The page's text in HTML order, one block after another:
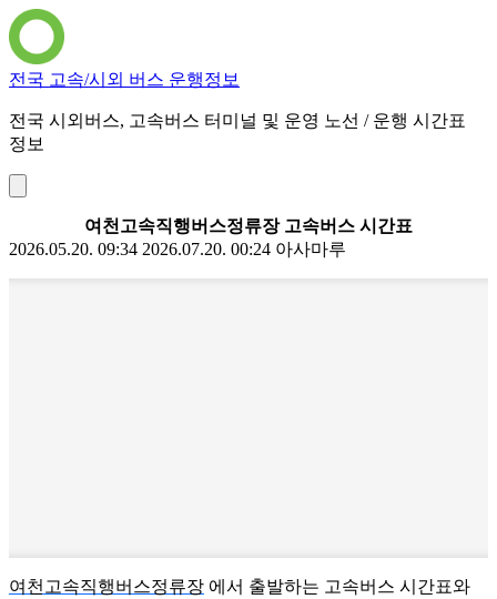
전국 고속/시외 버스 운행정보
전국 시외버스, 고속버스 터미널 및 운영 노선 / 운행 시간표
정보
여천고속직행버스정류장 고속버스 시간표
2026.05.20. 09:34 2026.07.20. 00:24 아사마루
여천고속직행버스정류장 에서 출발하는 고속버스 시간표와